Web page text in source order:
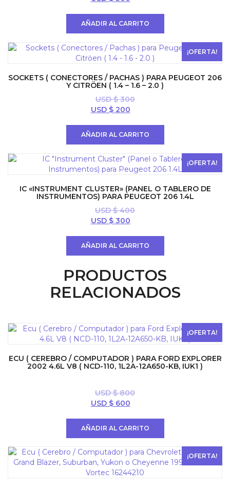
$ 400.
$ 300.
AÑADIR AL CARRITO
¡OFERTA!
SOCKETS ( CONECTORES / PACHAS ) PARA PEUGEOT 206
Y CITRÖEN ( 1.4 – 1.6 – 2.0 )
USD $300
El
era:
$ 300.
USD $200El
es:
$ 200.
AÑADIR AL CARRITO
¡OFERTA!
IC «INSTRUMENT CLUSTER» (PANEL O TABLERO DE
INSTRUMENTOS) PARA PEUGEOT 206 1.4L
USD $400
El
era:
$ 400.
USD $300El
es:
$ 300.
AÑADIR AL CARRITO
PRODUCTOS
RELACIONADOS
¡OFERTA!
ECU ( CEREBRO / COMPUTADOR ) PARA FORD EXPLORER
2002 4.6L V8 ( NCD-110, 1L2A-12A650-KB, IUK1 )
USD $800
El
era:
$ 800.
USD $600El
es:
$ 600.
AÑADIR AL CARRITO
¡OFERTA!